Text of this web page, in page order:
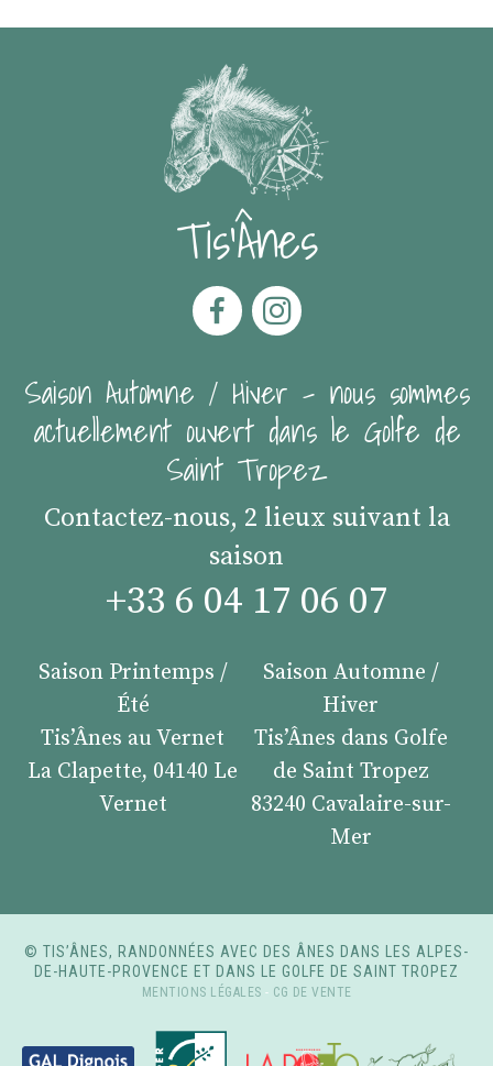
Tis'Ânes
Saison Automne / Hiver - nous sommes
actuellement ouvert dans le Golfe de
Saint Tropez
Contactez-nous, 2 lieux suivant la
saison
+33 6 04 17 06 07
Saison Printemps /
Été
Tis’Ânes au Vernet
La Clapette, 04140 Le
Vernet
Saison Automne /
Hiver
Tis’Ânes dans Golfe
de Saint Tropez
83240 Cavalaire-sur-
Mer
© TIS’ÂNES, RANDONNÉES AVEC DES ÂNES DANS LES ALPES-
DE-HAUTE-PROVENCE ET DANS LE GOLFE DE SAINT TROPEZ
MENTIONS LÉGALES - CG DE VENTE